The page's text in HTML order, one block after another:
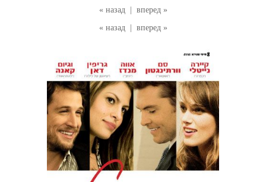
« назад
вперед »
« назад
вперед »